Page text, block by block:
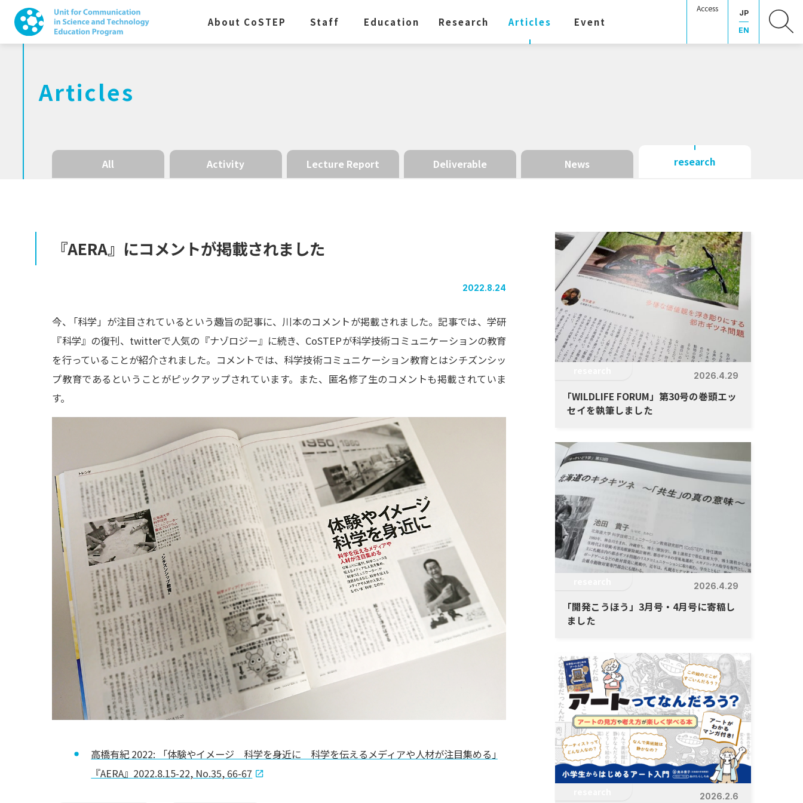
About CoSTEP Staff Education Research Articles Event
Access
JP
EN
Articles
All Activity Lecture Report Deliverable News research
『AERA』 にコメントが掲載されました
2022.8.24
今、
「科学」が注目されているという趣旨の記事に、川本のコメントが掲載されました。記事では、学研
『科学』の復刊、twitterで人気の『ナゾロジー』に続き、CoSTEPが科学技術コミュニケーションの教育
を行っていることが紹介されました。コメントでは、科学技術コミュニケーション教育とはシチズンシッ
プ教育であるということがピックアップされています。また、匿名修了生のコメントも掲載されていま
す。
高橋有紀 2022: 「体験やイメージ 科学を身近に 科学を伝えるメディアや人材が注目集める 」
『AERA』2022.8.15-22, No.35, 66-67
2026.4.29
「WILDLIFE FORUM」第30号の巻頭エッ
セイを執筆しました
2026.4.29
「開発こうほう」3月号・4月号に寄稿し
ました
2026.2.6